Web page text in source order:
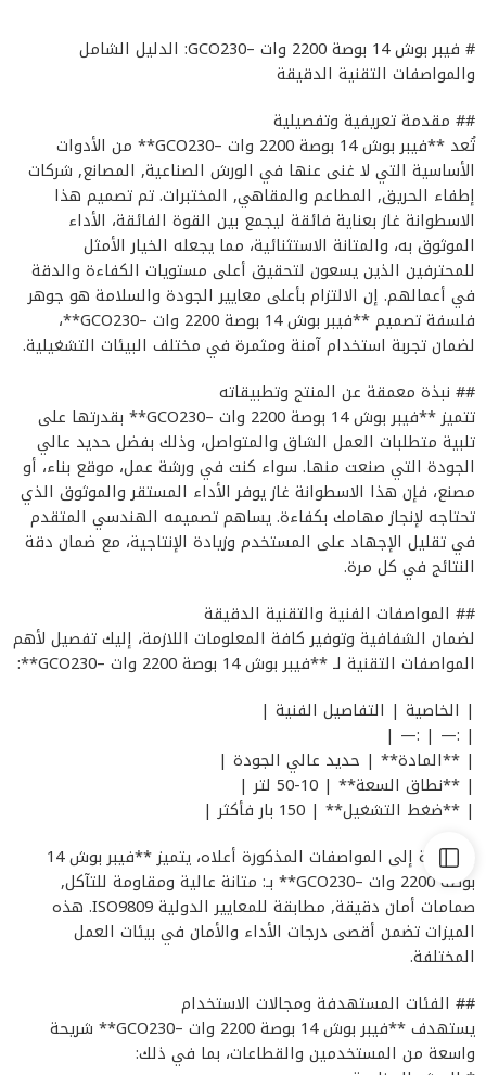
# فيبر بوش 14 بوصة 2200 وات –GCO230: الدليل الشامل
والمواصفات التقنية الدقيقة
## مقدمة تعريفية وتفصيلية
تُعد **فيبر بوش 14 بوصة 2200 وات –GCO230** من الأدوات
الأساسية التي لا غنى عنها في الورش الصناعية, المصانع, شركات
إطفاء الحريق, المطاعم والمقاهي, المختبرات. تم تصميم هذا
الاسطوانة غاز بعناية فائقة ليجمع بين القوة الفائقة، الأداء
الموثوق به، والمتانة الاستثنائية، مما يجعله الخيار الأمثل
للمحترفين الذين يسعون لتحقيق أعلى مستويات الكفاءة والدقة
في أعمالهم. إن الالتزام بأعلى معايير الجودة والسلامة هو جوهر
فلسفة تصميم **فيبر بوش 14 بوصة 2200 وات –GCO230**،
لضمان تجربة استخدام آمنة ومثمرة في مختلف البيئات التشغيلية.
## نبذة معمقة عن المنتج وتطبيقاته
تتميز **فيبر بوش 14 بوصة 2200 وات –GCO230** بقدرتها على
تلبية متطلبات العمل الشاق والمتواصل، وذلك بفضل حديد عالي
الجودة التي صنعت منها. سواء كنت في ورشة عمل، موقع بناء، أو
مصنع، فإن هذا الاسطوانة غاز يوفر الأداء المستقر والموثوق الذي
تحتاجه لإنجاز مهامك بكفاءة. يساهم تصميمه الهندسي المتقدم
في تقليل الإجهاد على المستخدم وزيادة الإنتاجية، مع ضمان دقة
النتائج في كل مرة.
## المواصفات الفنية والتقنية الدقيقة
لضمان الشفافية وتوفير كافة المعلومات اللازمة، إليك تفصيل لأهم
المواصفات التقنية لـ **فيبر بوش 14 بوصة 2200 وات –GCO230**:
| الخاصية | التفاصيل الفنية |
| :— | :— |
| **المادة** | حديد عالي الجودة |
| **نطاق السعة** | 10-50 لتر |
| **ضغط التشغيل** | 150 بار فأكثر |
بالإضافة إلى المواصفات المذكورة أعلاه، يتميز **فيبر بوش 14
بوصة 2200 وات –GCO230** بـ: متانة عالية ومقاومة للتآكل,
صمامات أمان دقيقة, مطابقة للمعايير الدولية ISO9809. هذه
الميزات تضمن أقصى درجات الأداء والأمان في بيئات العمل
المختلفة.
## الفئات المستهدفة ومجالات الاستخدام
يستهدف **فيبر بوش 14 بوصة 2200 وات –GCO230** شريحة
واسعة من المستخدمين والقطاعات، بما في ذلك: